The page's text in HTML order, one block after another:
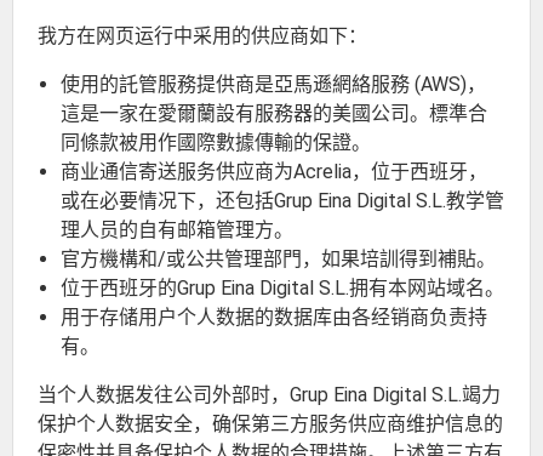
我方在网页运行中采用的供应商如下：
使用的託管服務提供商是亞馬遜網絡服務 (AWS)，
這是一家在愛爾蘭設有服務器的美國公司。標準合
同條款被用作國際數據傳輸的保證。
商业通信寄送服务供应商为Acrelia，位于西班牙，
或在必要情况下，还包括Grup Eina Digital S.L.教学管
理人员的自有邮箱管理方。
官方機構和/或公共管理部門，如果培訓得到補貼。
位于西班牙的Grup Eina Digital S.L.拥有本网站域名。
用于存储用户个人数据的数据库由各经销商负责持
有。
当个人数据发往公司外部时，Grup Eina Digital S.L.竭力
保护个人数据安全，确保第三方服务供应商维护信息的